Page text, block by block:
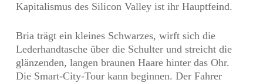
Kapitalismus des Silicon Valley ist ihr Hauptfeind.
Bria trägt ein kleines Schwarzes, wirft sich die
Lederhandtasche über die Schulter und streicht die
glänzenden, langen braunen Haare hinter das Ohr.
Die Smart-City-Tour kann beginnen. Der Fahrer